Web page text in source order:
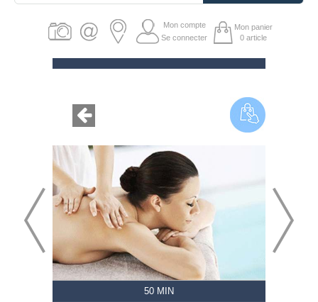
PRODUITS COSMÉTIQUES
GUIDE CADEAUX
HÉBERGEMENT
Mon compte
Se connecter
Mon panier
0 article
50 MIN